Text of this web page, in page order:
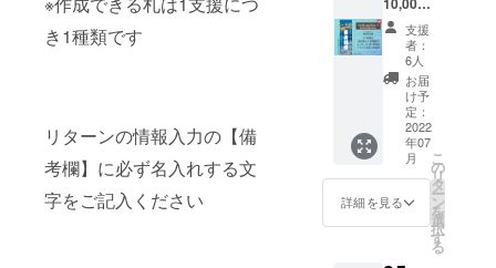
き1種類です
リターンの情報入力の【備
考欄】に必ず名入れする文
字をご記入ください
には応
じられ
ません
のでご
了承く
ださ
い。
きま
す。 ・
千社札
は支援
の御礼
となり
ますの
で、出
来上が
りによ
る返
品・返
で映り
込む場
合があ
りま
す。勝
手なが
らご支
援＝ご
許諾と
させて
いただ
きま
かかる
名前は
不可と
させて
いただ
きま
す。 ・
ギフト
などで
ご本人
と別の
名入れ
をする
も可能
です。
ただ
し、本
人とは
無関係
な著名
人や著
作権に
かかる
名前は
不可と
させて
ザイン
のやり
取りを
いたし
ますの
で、お
間違え
の無い
よう
メール
アドレ
ス、お
電話番
全国の
ファン
シー絵
土産の
収集
（保護
活動）
を行っ
てい
る。音
でのご
縁で
ご注意
をいれ
たり連
名にす
ること
も可能
です。
製作前
にデー
タで確
認して
きま
す。 ----
- デザイ
※※※※※※
※※※※※※
※※※※※
必ず
【備考
欄】に
名入れ
文字を
指定し
てくだ
※※※※※※
※※※※※※
札の製
作 金具
屋に1年
間貼付
貼付場
所：金
具屋1階
廊下
（場所
の指定
はでき
ませ
に、祀
られて
いる九
頭龍と
おつい
たちに
供える
卵の紋
章を背
景に、
館内の
意匠、
円 千社
札
【side
B : type
Blue】
小サイ
ズ貼付
貼付札
寸法：
約 幅
40mm
縦
110mm
支援
者：
6人
お届
け予
定：
2022
年07
月
詳細を見る
こ
の
リ
タ
ー
ン
を
選
択
す
る